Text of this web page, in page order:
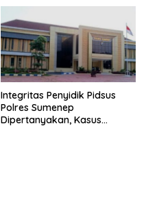
Integritas Penyidik Pidsus
Polres Sumenep
Dipertanyakan, Kasus